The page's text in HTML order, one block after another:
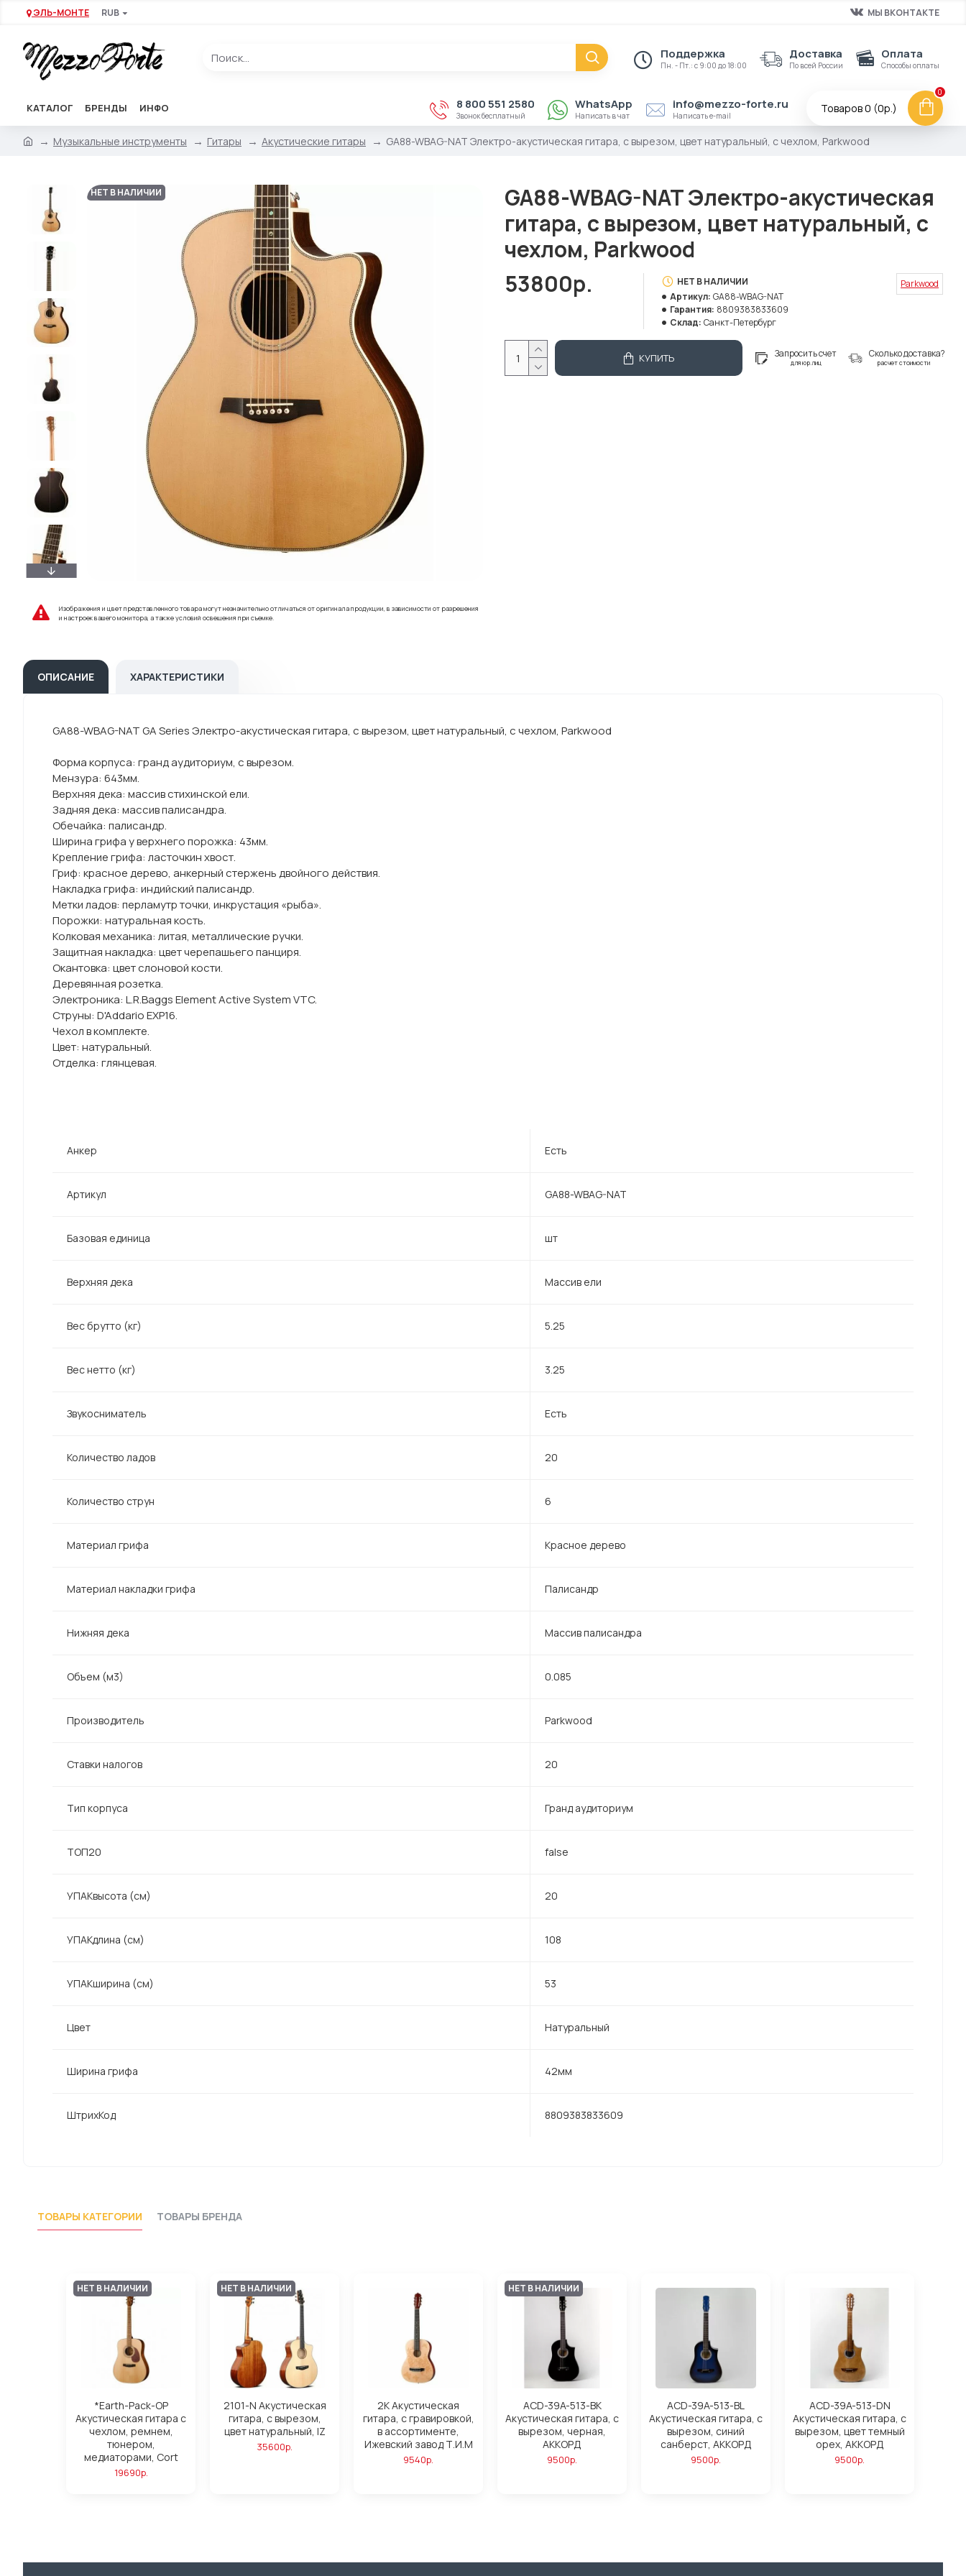
ЭЛЬ-МОНТЕ RUB МЫ ВКОНТАКТЕ
Поддержка
Пн. - Пт.: с 9:00 до 18:00
Доставка
По всей России
Оплата
Способы оплаты
КАТАЛОГ БРЕНДЫ ИНФО 8 800 551 2580
Звонок бесплатный
WhatsApp
Написать в чат
info@mezzo-forte.ru
Написать e-mail
Товаров 0 (0р.)
0
Музыкальные инструменты Гитары Акустические гитары GA88-WBAG-NAT Электро-акустическая гитара, с вырезом, цвет натуральный, с чехлом, Parkwood
НЕТ В НАЛИЧИИ
Изображения и цвет представленного товара могут незначительно отличаться от оригинала продукции, в зависимости от разрешения
и настроек вашего монитора, а также условий освещения при съемке.
GA88-WBAG-NAT Электро-акустическая
гитара, с вырезом, цвет натуральный, с
чехлом, Parkwood
53800р.
НЕТ В НАЛИЧИИ
Артикул: GA88-WBAG-NAT
Гарантия: 8809383833609
Склад: Санкт-Петербург
Parkwood
КУПИТЬ Запросить счет
для юр.лиц
Сколько доставка?
расчет стоимости
ОПИСАНИЕ ХАРАКТЕРИСТИКИ
GA88-WBAG-NAT GA Series Электро-акустическая гитара, с вырезом, цвет натуральный, с чехлом, Parkwood
Форма корпуса: гранд аудиториум, с вырезом.
Мензура: 643мм.
Верхняя дека: массив стихинской ели.
Задняя дека: массив палисандра.
Обечайка: палисандр.
Ширина грифа у верхнего порожка: 43мм.
Крепление грифа: ласточкин хвост.
Гриф: красное дерево, анкерный стержень двойного действия.
Накладка грифа: индийский палисандр.
Метки ладов: перламутр точки, инкрустация «рыба».
Порожки: натуральная кость.
Колковая механика: литая, металлические ручки.
Защитная накладка: цвет черепашьего панциря.
Окантовка: цвет слоновой кости.
Деревянная розетка.
Электроника: L.R.Baggs Element Active System VTC.
Струны: D'Addario EXP16.
Чехол в комплекте.
Цвет: натуральный.
Отделка: глянцевая.
Анкер Есть
Артикул GA88-WBAG-NAT
Базовая единица шт
Верхняя дека Массив ели
Вес брутто (кг) 5.25
Вес нетто (кг) 3.25
Звукосниматель Есть
Количество ладов 20
Количество струн 6
Материал грифа Красное дерево
Материал накладки грифа Палисандр
Нижняя дека Массив палисандра
Объем (м3) 0.085
Производитель Parkwood
Ставки налогов 20
Тип корпуса Гранд аудиториум
ТОП20 false
УПАКвысота (см) 20
УПАКдлина (см) 108
УПАКширина (см) 53
Цвет Натуральный
Ширина грифа 42мм
ШтрихКод 8809383833609
ТОВАРЫ КАТЕГОРИИ ТОВАРЫ БРЕНДА
НЕТ В НАЛИЧИИ
*Earth-Pack-OP
Акустическая гитара с
чехлом, ремнем,
тюнером,
медиаторами, Cort
19690р.
НЕТ В НАЛИЧИИ
2101-N Акустическая
гитара, с вырезом,
цвет натуральный, IZ
35600р.
2K Акустическая
гитара, с гравировкой,
в ассортименте,
Ижевский завод Т.И.М
9540р.
НЕТ В НАЛИЧИИ
ACD-39A-513-BK
Акустическая гитара, с
вырезом, черная,
АККОРД
9500р.
ACD-39A-513-BL
Акустическая гитара, с
вырезом, синий
санберст, АККОРД
9500р.
ACD-39A-513-DN
Акустическая гитара, с
вырезом, цвет темный
орех, АККОРД
9500р.